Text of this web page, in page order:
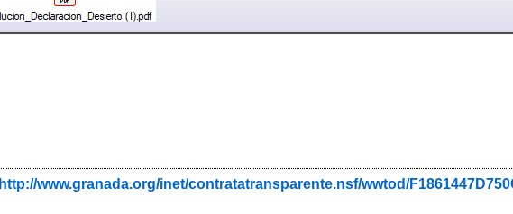
http://www.granada.org/inet/contratatransparente.nsf/wwtod/